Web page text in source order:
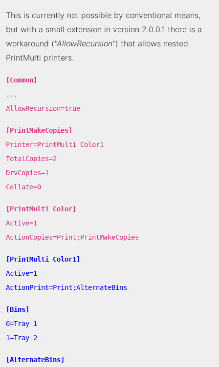
This is currently not possible by conventional means,
but with a small extension in version 2.0.0.1 there is a
workaround ("AllowRecursion") that allows nested
PrintMulti printers.
[Common]
...
AllowRecursion=true
[PrintMakeCopies]
Printer=PrintMulti Color1
TotalCopies=2
DrvCopies=1
Collate=0
[PrintMulti Color]
Active=1
ActionCopies=Print;PrintMakeCopies
[PrintMulti Color1]
Active=1
ActionPrint=Print;AlternateBins
[Bins]
0=Tray 1
1=Tray 2
[AlternateBins]